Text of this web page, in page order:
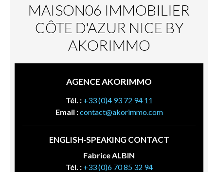
MAISON06 IMMOBILIER
CÔTE D'AZUR NICE BY
AKORIMMO
AGENCE AKORIMMO
Tél. : +33 (0)4 93 72 94 11
Email :contact@akorimmo.com
ENGLISH-SPEAKING CONTACT
Fabrice ALBIN
Tél. : +33 (0)6 70 85 32 94